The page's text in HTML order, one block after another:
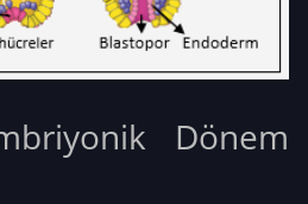
Dönem